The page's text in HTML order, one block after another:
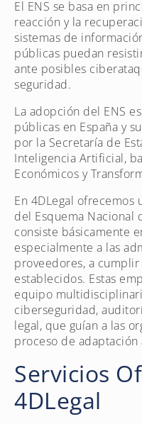
El ENS se basa en
reacción y la
sistemas de
públicas puedan
ante posibles
seguridad.
La adopción del ENS
públicas en España y
por la Secretaría de
Inteligencia Artificial,
Económicos y
En 4DLegal
del Esquema Nacional
consiste básicamente
especialmente a las
proveedores, a
establecidos. Estas
equipo
ciberseguridad,
legal, que guían a las
proceso de adaptación
Servicios
4DLegal